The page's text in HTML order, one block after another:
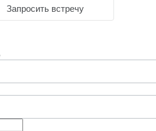
Запросить встречу